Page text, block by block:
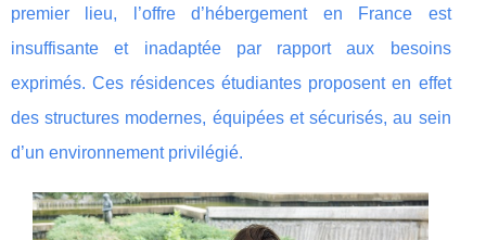
premier lieu, l’offre d’hébergement en France est
insuffisante et inadaptée par rapport aux besoins
exprimés. Ces résidences étudiantes proposent en effet
des structures modernes, équipées et sécurisés, au sein
d’un environnement privilégié.